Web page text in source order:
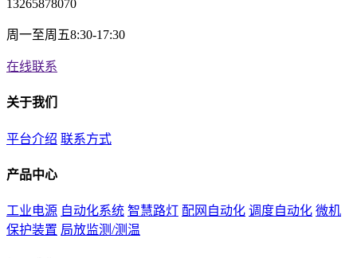
13265878070
周一至周五8:30-17:30
在线联系
关于我们
平台介绍 联系方式
产品中心
工业电源 自动化系统 智慧路灯 配网自动化 调度自动化 微机
保护装置 局放监测/测温